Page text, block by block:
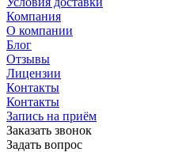
Компания
О компании
Блог
Отзывы
Лицензии
Контакты
Контакты
Запись на приём
Заказать звонок
Задать вопрос